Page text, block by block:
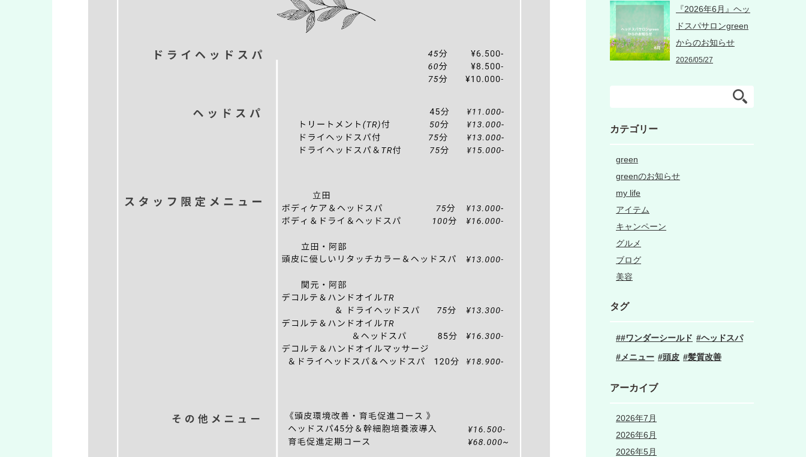
『2026年6月』ヘッ
ドスパサロンgreen
からのお知らせ
2026/05/27
カテゴリー
green
greenのお知らせ
my life
アイテム
キャンペーン
グルメ
ブログ
美容
タグ
#ワンダーシールド
ヘッドスパ
メニュー
頭皮 髪質改善
アーカイブ
2026年7月
2026年6月
2026年5月